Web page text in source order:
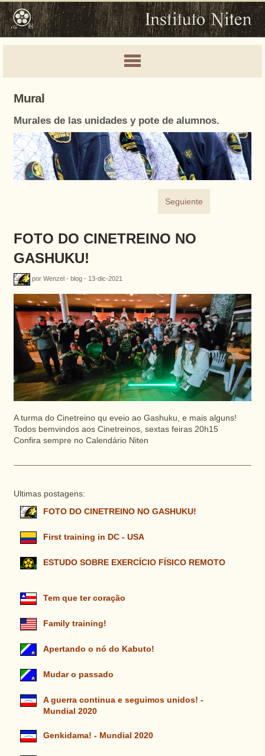
Mural
Murales de las unidades y pote de alumnos.
Seguiente
FOTO DO CINETREINO NO
GASHUKU!
por Wenzel - blog - 13-dic-2021
A turma do Cinetreino qu eveio ao Gashuku, e mais alguns!
Todos bemvindos aos Cinetreinos, sextas feiras 20h15
Confira sempre no Calendário Niten
Ultimas postagens:
FOTO DO CINETREINO NO GASHUKU!
First training in DC - USA
ESTUDO SOBRE EXERCÍCIO FÍSICO REMOTO
Tem que ter coração
Family training!
Apertando o nó do Kabuto!
Mudar o passado
A guerra continua e seguimos unidos! -
Mundial 2020
Genkidama! - Mundial 2020